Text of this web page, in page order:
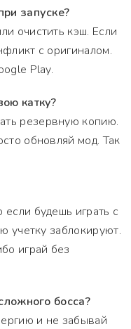
запуске?
очистить кэш. Если
с оригиналом.
Play.
катку?
резервную копию.
обновляй мод. Так
будешь играть с
учетку заблокируют.
играй без
босса?
и не забывай